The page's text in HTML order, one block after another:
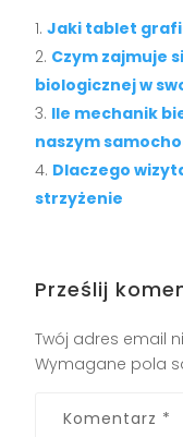
Jaki tablet
Czym zajmuje
biologicznej w
Ile mechanik
naszym
Dlaczego
strzyżenie
Prześlij
Twój adres email
Wymagane pola